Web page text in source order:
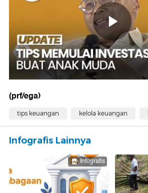
(prf/ega)
tips keuangan kelola keuangan
Infografis Lainnya
Infografis